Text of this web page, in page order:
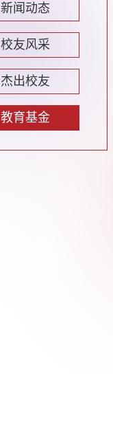
新闻动态
校友风采
杰出校友
教育基金